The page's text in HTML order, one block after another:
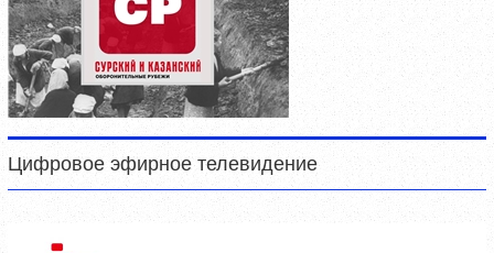
Цифровое эфирное телевидение